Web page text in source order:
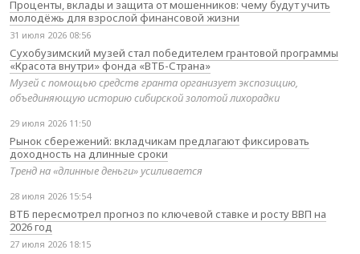
Проценты, вклады и защита от мошенников: чему будут учить
молодёжь для взрослой финансовой жизни
31 июля 2026 08:56
Сухобузимский музей стал победителем грантовой программы
«Красота внутри» фонда «ВТБ-Страна»
Музей с помощью средств гранта организует экспозицию,
объединяющую историю сибирской золотой лихорадки
29 июля 2026 11:50
Рынок сбережений: вкладчикам предлагают фиксировать
доходность на длинные сроки
Тренд на «длинные деньги» усиливается
28 июля 2026 15:54
ВТБ пересмотрел прогноз по ключевой ставке и росту ВВП на
2026 год
27 июля 2026 18:15